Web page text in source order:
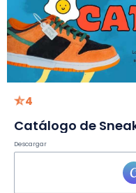
4
Descargar